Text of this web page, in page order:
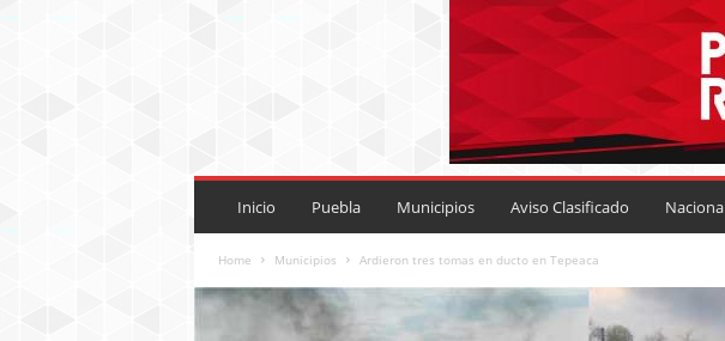
P
A
Inicio Puebla Municipios Aviso Clasificado
Home Municipios Ardieron tres tomas en ducto en Tepeaca